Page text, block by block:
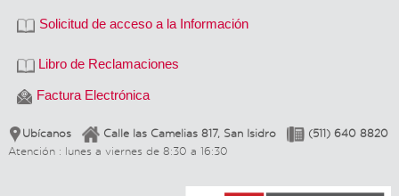
Solicitud de acceso a la Información
Libro de Reclamaciones
Factura Electrónica
Ubícanos Calle las Camelias 817, San Isidro
(511) 640 8820
Atención : lunes a viernes de 8:30 a 16:30